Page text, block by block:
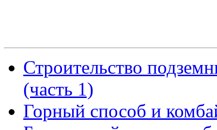
Строительство
(часть 1)
Горный способ и